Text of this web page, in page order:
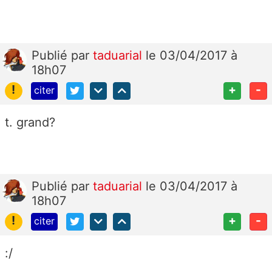
Publié par taduarial le 03/04/2017 à
18h07
!
citer + -
t. grand?
Publié par taduarial le 03/04/2017 à
18h07
!
citer + -
:/